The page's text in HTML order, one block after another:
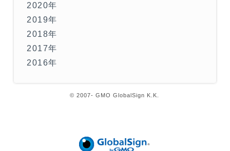
2020年
2019年
2018年
2017年
2016年
© 2007- GMO GlobalSign K.K.